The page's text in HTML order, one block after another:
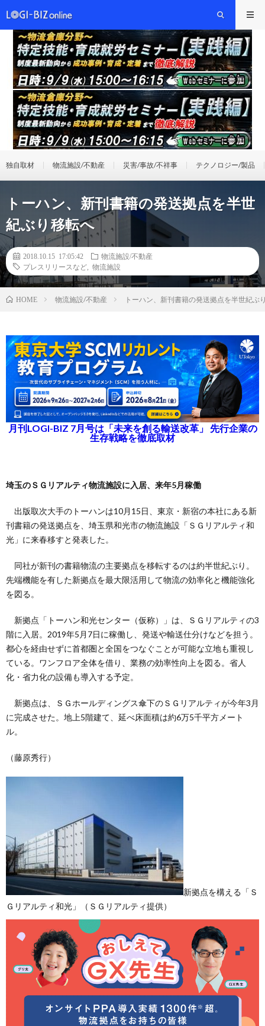
独自取材 物流施設/不動産 災害/事故/不祥事 テクノロジー/製品
トーハン、新刊書籍の発送拠点を半世
紀ぶり移転へ
2018.10.15 17:05:42
物流施設/不動産
プレスリリースなど
物流施設
HOME 物流施設/不動産 トーハン、新刊書籍の発送拠点を半世紀ぶ
月刊LOGI-BIZ 7月号は「未来を創る輸送改革」 先行企業の
生存戦略を徹底取材
埼玉のＳＧリアルティ物流施設に入居、来年5月稼働
出版取次大手のトーハンは10月15日、東京・新宿の本社にある新
刊書籍の発送拠点を、埼玉県和光市の物流施設「ＳＧリアルティ和
光」に来春移すと発表した。
同社が新刊の書籍物流の主要拠点を移転するのは約半世紀ぶり。
先端機能を有した新拠点を最大限活用して物流の効率化と機能強化
を図る。
新拠点「トーハン和光センター（仮称）」は、ＳＧリアルティの3
階に入居。2019年5月7日に稼働し、発送や輸送仕分けなどを担う。
都心を経由せずに首都圏と全国をつなぐことが可能な立地も重視し
ている。ワンフロア全体を借り、業務の効率性向上を図る。省人
化・省力化の設備も導入する予定。
新拠点は、ＳＧホールディングス傘下のＳＧリアルティが今年3月
に完成させた。地上5階建て、延べ床面積は約6万5千平方メート
ル。
（藤原秀行）
新拠点を構える「Ｓ
Ｇリアルティ和光」（ＳＧリアルティ提供）